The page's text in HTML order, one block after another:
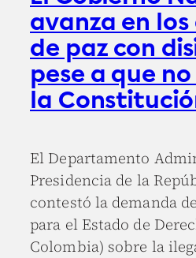
avanza en
de paz con
pese a que
la
El Departamento
Presidencia de la
contestó la demanda
para el Estado de
Colombia) sobre la